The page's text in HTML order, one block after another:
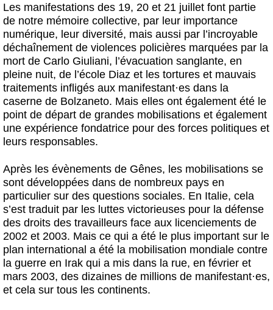
Les manifestations des 19, 20 et 21 juillet font partie
de notre mémoire collective, par leur importance
numérique, leur diversité, mais aussi par l’incroyable
déchaînement de violences policières marquées par la
mort de Carlo Giuliani, l’évacuation sanglante, en
pleine nuit, de l’école Diaz et les tortures et mauvais
traitements infligés aux manifestant·es dans la
caserne de Bolzaneto. Mais elles ont également été le
point de départ de grandes mobilisations et également
une expérience fondatrice pour des forces politiques et
leurs responsables.
Après les évènements de Gênes, les mobilisations se
sont développées dans de nombreux pays en
particulier sur des questions sociales. En Italie, cela
s’est traduit par les luttes victorieuses pour la défense
des droits des travailleurs face aux licenciements de
2002 et 2003. Mais ce qui a été le plus important sur le
plan international a été la mobilisation mondiale contre
la guerre en Irak qui a mis dans la rue, en février et
mars 2003, des dizaines de millions de manifestant·es,
et cela sur tous les continents.